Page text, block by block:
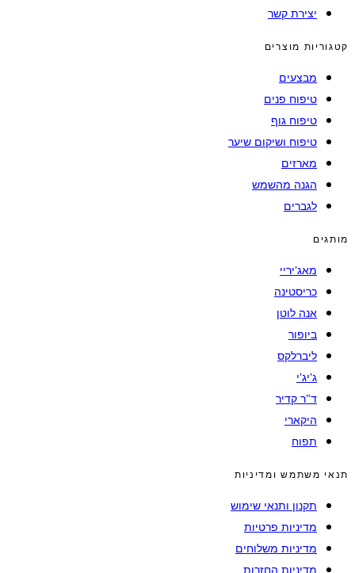
יצירת קשר
קטגוריות מוצרים
מבצעים
טיפוח פנים
טיפוח גוף
טיפוח ושיקום שיער
מארזים
הגנה מהשמש
לגברים
מותגים
מאג'יריי
כריסטינה
אנה לוטן
ביופור
ליברלקס
ג'יג'י
ד"ר קדיר
היקארי
תפוח
תנאי משתמש ומדיניות
תקנון ותנאי שימוש
מדיניות פרטיות
מדיניות משלוחים
מדיניות החזרות